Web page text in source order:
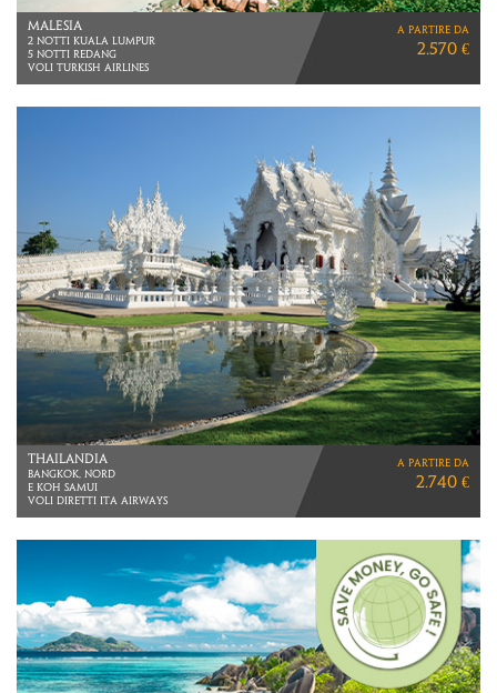
SEYCHELLES
10 NOTTI
MEZZA PENSIONE
a partire da
3.230 €
SOUTH KOREA BY TRAIN
VIAGGIO DI 10 GIORNI
a partire da
2.140 €